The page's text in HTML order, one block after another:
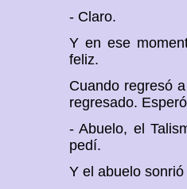
- Claro.
Y en ese
feliz.
Cuando regresó
regresado.
- Abuelo, el
pedí.
Y el abuelo